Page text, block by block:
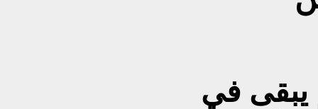
12 / 2024 لم يبقى في